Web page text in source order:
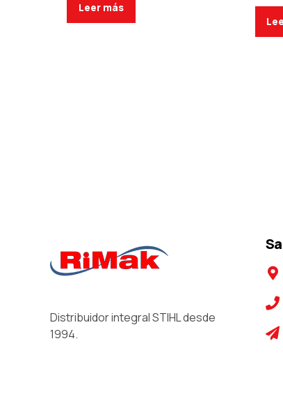
Leer más
Distribuidor integral STIHL desde
1994.